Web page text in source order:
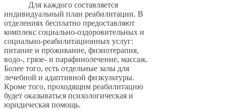
Для каждого составляется
индивидуальный план реабилитации. В
отделениях бесплатно предоставляют
комплекс социально-оздоровительных и
социально-реабилитационных услуг:
питание и проживание, физиотерапия,
водо-, грязе- и парафинолечение, массаж.
Более того, есть отдельные залы для
лечебной и адаптивной физкультуры.
Кроме того, проходящим реабилитацию
будет оказываться психологическая и
юридическая помощь.